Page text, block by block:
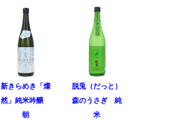
新きらめき「燦
然」純米吟醸
朝
脱兎（だっと）
森のうさぎ 純
米